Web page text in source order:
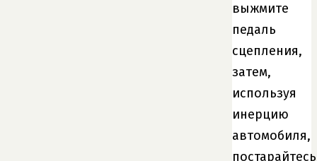
выжмите
педаль
сцепления,
затем,
используя
инерцию
автомобиля,
постарайтесь